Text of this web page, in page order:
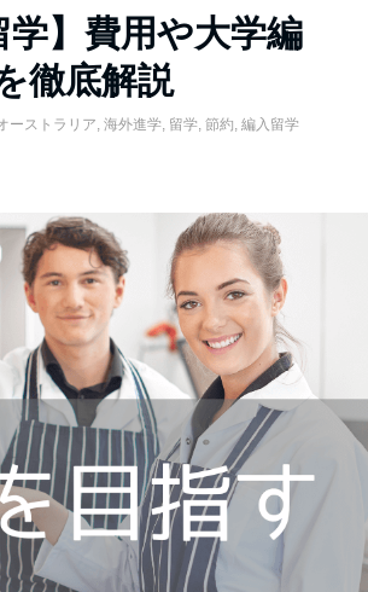
学】費用や大学編
徹底解説
ーストラリア, 海外進学, 留学, 節約, 編入留学